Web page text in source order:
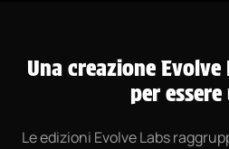
Una creazione
per essere
Le edizioni Evolve Labs